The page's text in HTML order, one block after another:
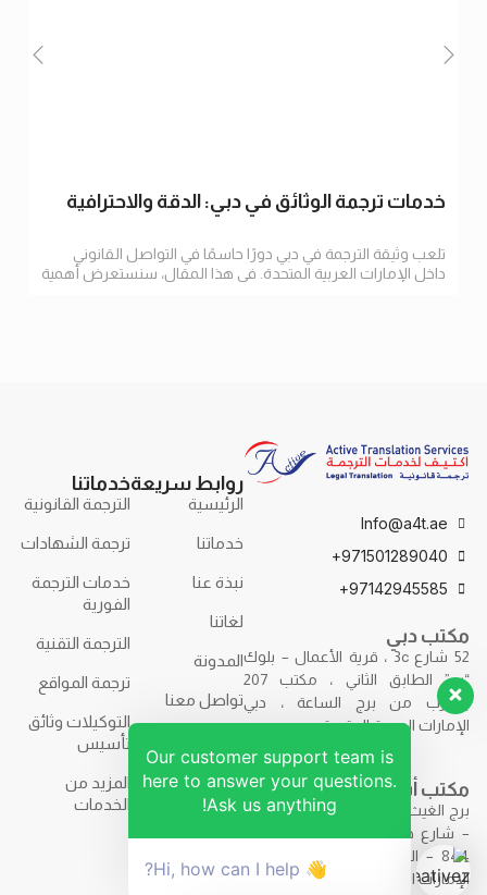
خدمات ترجمة الوثائق في دبي: الدقة والاحترافية
تلعب وثيقة الترجمة في دبي دورًا حاسمًا في التواصل القانوني
داخل الإمارات العربية المتحدة. في هذا المقال، سنستعرض أهمية
Info@a4t.ae
971501289040+
97142945585+
مكتب دبي
52 شارع 3c ، قرية الأعمال – بلوك
“ب” الطابق الثاني ، مكتب 207
بالقرب من برج الساعة ، دبي
الإمارات العربية المتحدة.
مكتب أبوظبي
برج الغيث – F9R7+7H2 – برج الغيث
– شارع حمدان بن محمد – مكتب
844 – الطابق الثامن – أبوظبي –
الإمارات العربية المتحدة
روابط سريعة
الرئيسية
خدماتنا
نبذة عنا
لغاتنا
المدونة
تواصل معنا
خدماتنا
الترجمة القانونية
ترجمة الشهادات
خدمات الترجمة
الفورية
الترجمة التقنية
ترجمة المواقع
التوكيلات وثائق
تأسيس
المزيد من
الخدمات
Our customer support team is
here to answer your questions.
Ask us anything!
👋 Hi, how can I help?